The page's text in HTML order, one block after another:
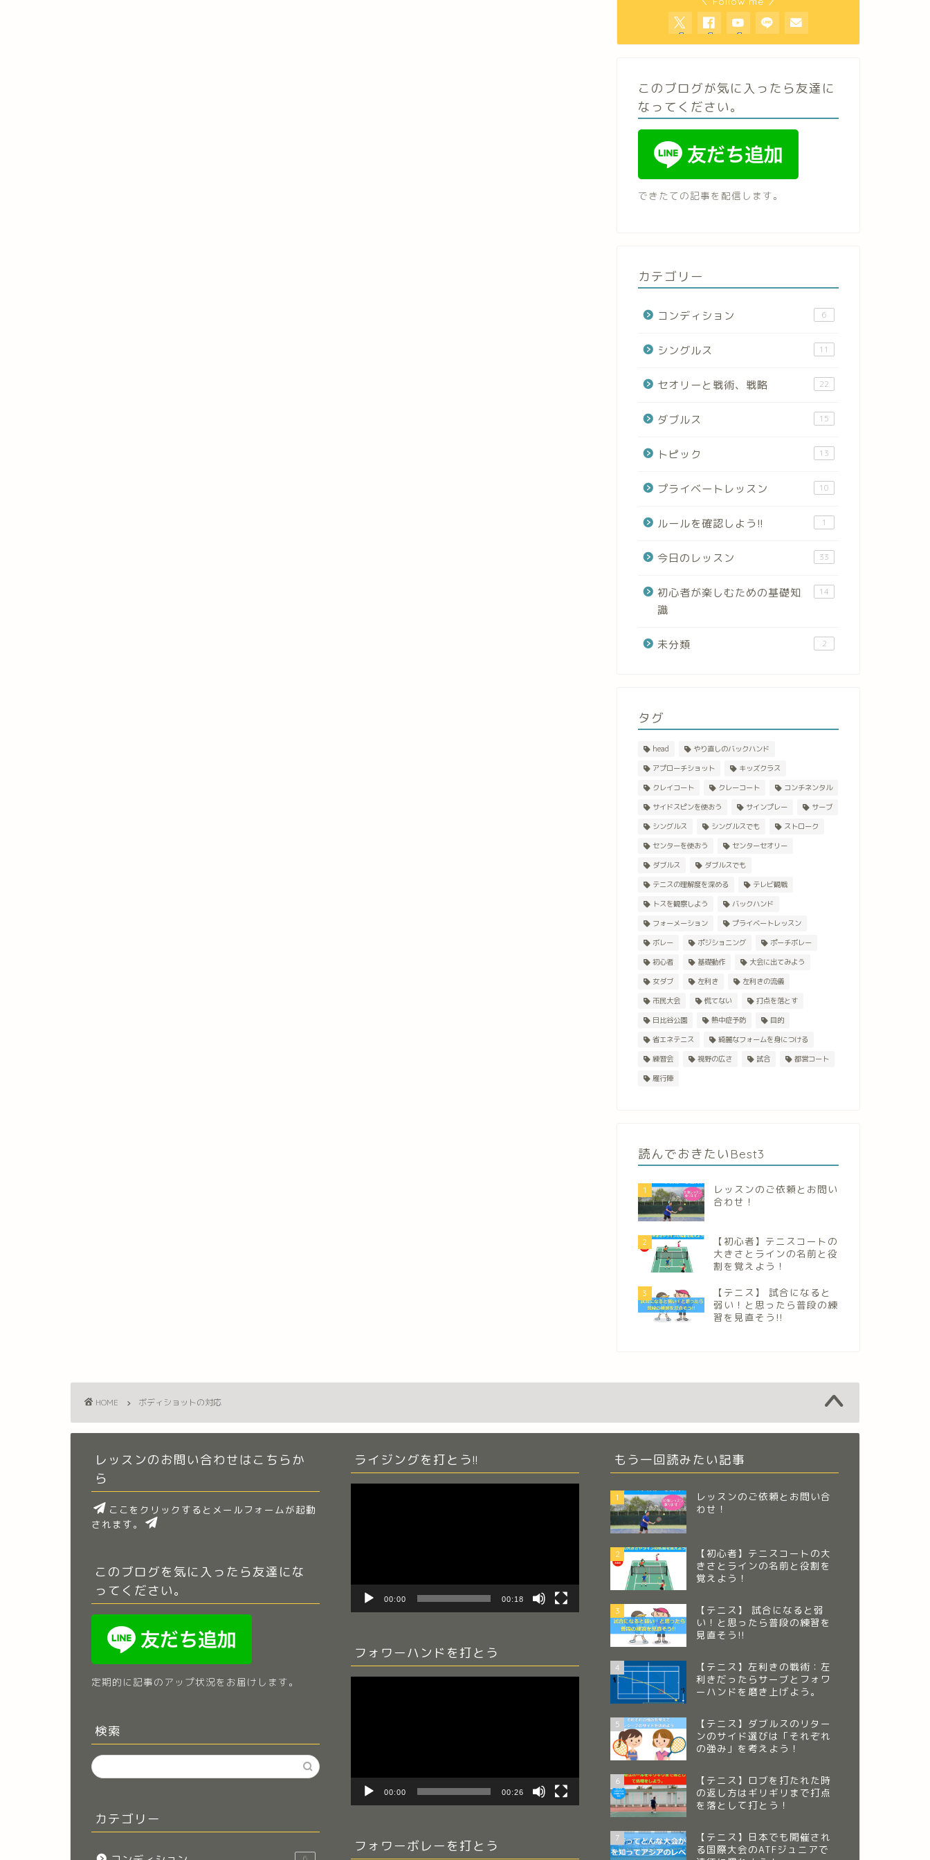
このブログが気に入ったら友達に
なってください。
できたての記事を配信します。
カテゴリー
コンディション 6
シングルス 11
セオリーと戦術、戦略 22
ダブルス 15
トピック 13
プライベートレッスン 10
ルールを確認しよう!! 1
今日のレッスン 33
初心者が楽しむための基礎知
識
14
未分類 2
タグ
head
やり直しのバックハンド
アプローチショット
キッズクラス
クレイコート
クレーコート
コンチネンタル
サイドスピンを使おう
サインプレー
サーブ
シングルス
シングルスでも
ストローク
センターを使おう
センターセオリー
ダブルス
ダブルスでも
テニスの理解度を深める
テレビ観戦
トスを観察しよう
バックハンド
フォーメーション
プライベートレッスン
ボレー
ポジショニング
ポーチボレー
初心者
基礎動作
大会に出てみよう
女ダブ
左利き
左利きの流儀
市民大会
慌てない
打点を落とす
日比谷公園
熱中症予防
目的
省エネテニス
綺麗なフォームを身につける
練習会
視野の広さ 試合
都営コート
雁行陣
読んでおきたいBest3
1
レッスンのご依頼とお問い
合わせ！
2
【初心者】テニスコートの
大きさとラインの名前と役
割を覚えよう！
3
【テニス】 試合になると
弱い！と思ったら普段の練
習を見直そう!!
HOME ボディショットの対応
レッスンのお問い合わせはこちらか
ら
ここをクリックするとメールフォームが起動
されます。
このブログを気に入ったら友達にな
ってください。
定期的に記事のアップ状況をお届けします。
検索
カテゴリー
ライジングを打とう!!
ー
00:00 00:18
フォワーハンドを打とう
ー
00:00 00:26
フォワーボレーを打とう
もう一回読みたい記事
1
レッスンのご依頼とお問い合
わせ！
2
【初心者】テニスコートの大
きさとラインの名前と役割を
覚えよう！
3
【テニス】 試合になると弱
い！と思ったら普段の練習を
見直そう!!
4
【テニス】左利きの戦術：左
利きだったらサーブとフォワ
ーハンドを磨き上げよう。
5
【テニス】ダブルスのリター
ンのサイド選びは「それぞれ
の強み」を考えよう！
6
【テニス】ロブを打たれた時
の返し方はギリギリまで打点
を落として打とう！
7
【テニス】日本でも開催され
る国際大会のATFジュニアで